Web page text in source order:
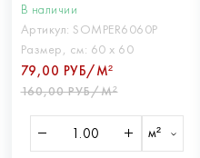
В наличии
Артикул: SOMPER6060P
Размер, см: 60 х 60
79,00 РУБ/М²
160,00 РУБ/М²
м²